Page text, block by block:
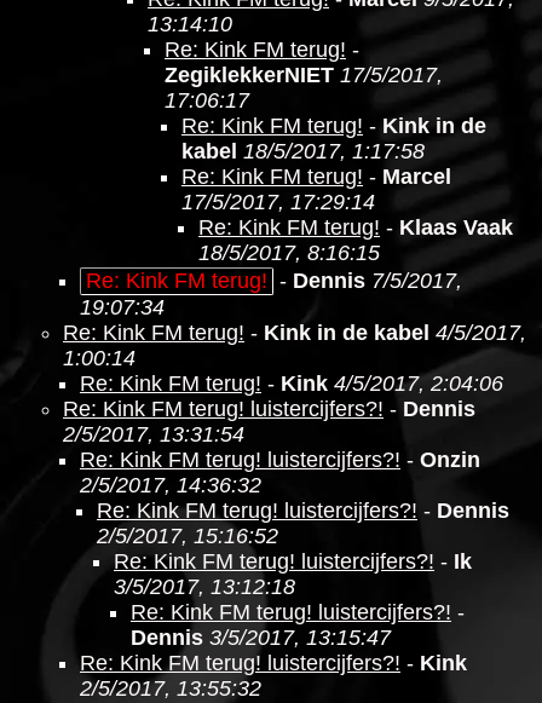
13:14:10
Re: Kink FM terug! -
ZegiklekkerNIET 17/5/2017,
17:06:17
Re: Kink FM terug! - Kink in de
kabel 18/5/2017, 1:17:58
Re: Kink FM terug! - Marcel
17/5/2017, 17:29:14
Re: Kink FM terug! - Klaas Vaak
18/5/2017, 8:16:15
Re: Kink FM terug! - Dennis 7/5/2017,
19:07:34
Re: Kink FM terug! - Kink in de kabel 4/5/2017,
1:00:14
Re: Kink FM terug! - Kink 4/5/2017, 2:04:06
Re: Kink FM terug! luistercijfers?! - Dennis
2/5/2017, 13:31:54
Re: Kink FM terug! luistercijfers?! - Onzin
2/5/2017, 14:36:32
Re: Kink FM terug! luistercijfers?! - Dennis
2/5/2017, 15:16:52
Re: Kink FM terug! luistercijfers?! - Ik
3/5/2017, 13:12:18
Re: Kink FM terug! luistercijfers?! -
Dennis 3/5/2017, 13:15:47
Re: Kink FM terug! luistercijfers?! - Kink
2/5/2017, 13:55:32